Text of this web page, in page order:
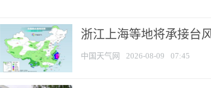
浙江上海等地将承接台
中国天气网 2026-08-09 07:45